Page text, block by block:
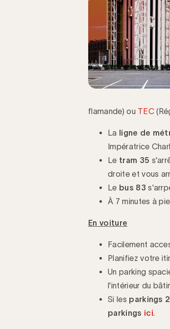
flamande) ou TEC
La ligne de
Impératrice
Le tram 35
droite et vous
Le bus 83
À 7 minutes à
En voiture
Facilement
Planifiez votre
Un parking
l'intérieur du
Si les parkings 2
parkings ici